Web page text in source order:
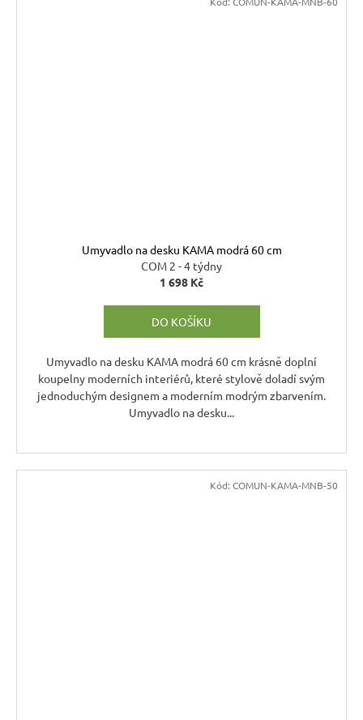
Umyvadlo na desku KAMA modrá 60 cm
COM 2 - 4 týdny
1 698 Kč
DO KOŠÍKU
Umyvadlo na desku KAMA modrá 60 cm krásně doplní
koupelny moderních interiérů, které stylově doladí svým
jednoduchým designem a moderním modrým zbarvením.
Umyvadlo na desku...
Kód: COMUN-KAMA-MNB-50